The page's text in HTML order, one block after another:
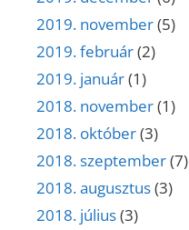
2019. november(5)
2019. február(2)
2019. január(1)
2018. november(1)
2018. október(3)
2018. szeptember(7)
2018. augusztus(3)
2018. július(3)